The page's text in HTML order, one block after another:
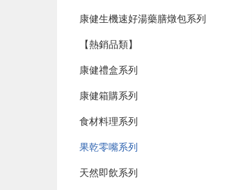
康健生機速好湯藥膳燉包系列
【熱銷品類】
康健禮盒系列
康健箱購系列
食材料理系列
果乾零嘴系列
天然即飲系列